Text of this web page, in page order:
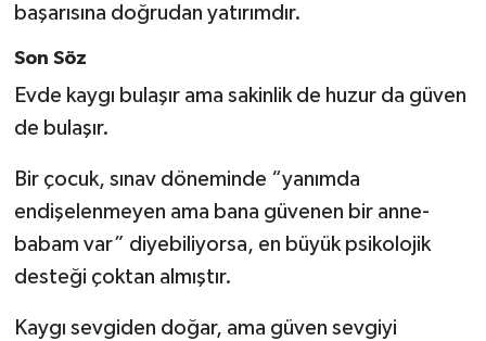
başarısına doğrudan yatırımdır.
Son Söz
Evde kaygı bulaşır ama sakinlik de huzur da güven
de bulaşır.
Bir çocuk, sınav döneminde “yanımda
endişelenmeyen ama bana güvenen bir anne-
babam var” diyebiliyorsa, en büyük psikolojik
desteği çoktan almıştır.
Kaygı sevgiden doğar, ama güven sevgiyi